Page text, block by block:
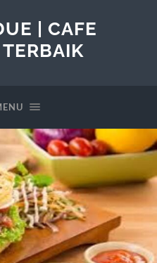
| CAFE